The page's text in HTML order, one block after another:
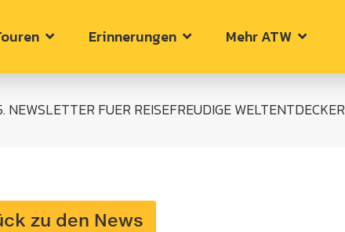
Erinnerungen Mehr ATW
NEWSLETTER FUER REISEFREUDIGE WELTENTDECKER
zu den News